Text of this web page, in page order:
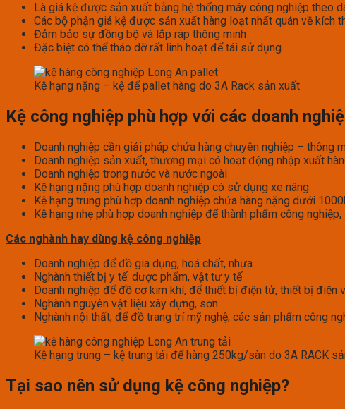
Là giá kệ được sản xuất bằng hệ thống máy công nghiệp theo
Các bộ phận giá kệ được sản xuất hàng loạt nhất quán về kích
Đảm bảo sự đồng bộ và lắp ráp thông minh
Đặc biệt có thể tháo dỡ rất linh hoạt để tái sử dụng.
Kệ hạng nặng – kệ để pallet hàng do 3A Rack sản xuất
Kệ công nghiệp phù hợp với các doanh
Doanh nghiệp cần giải pháp chứa hàng chuyên nghiệp – thông
Doanh nghiệp sản xuất, thương mại có hoạt động nhập xuất
Doanh nghiệp trong nước và nước ngoài
Kệ hạng nặng phù hợp doanh nghiệp có sử dụng xe nâng
Kệ hạng trung phù hợp doanh nghiệp chứa hàng nặng dưới
Kệ hạng nhẹ phù hợp doanh nghiệp để thành phẩm công
Các nghành hay dùng kệ công nghiệp
Doanh nghiệp để đồ gia dụng, hoá chất, nhựa
Nghành thiết bị y tế: dược phẩm, vật tư y tế
Doanh nghiệp để đồ cơ kim khí, để thiết bị điện tử, thiết bị điện
Nghành nguyên vật liệu xây dựng, sơn
Nghành nội thất, để đồ trang trí mỹ nghệ, các sản phẩm công
Kệ hạng trung – kệ trung tải để hàng 250kg/sàn do 3A RACK
Tại sao nên sử dụng kệ công nghiệp?